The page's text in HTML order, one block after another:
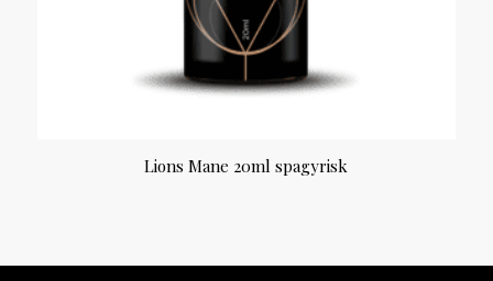
Lions Mane 20ml spagyrisk